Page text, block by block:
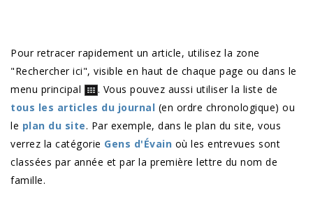
Pour retracer rapidement un article, utilisez la zone
"Rechercher ici", visible en haut de chaque page ou dans le
menu principal
. Vous pouvez aussi utiliser la liste de
tous les articles du journal (en ordre chronologique) ou
le plan du site. Par exemple, dans le plan du site, vous
verrez la catégorie Gens d'Évain où les entrevues sont
classées par année et par la première lettre du nom de
famille.